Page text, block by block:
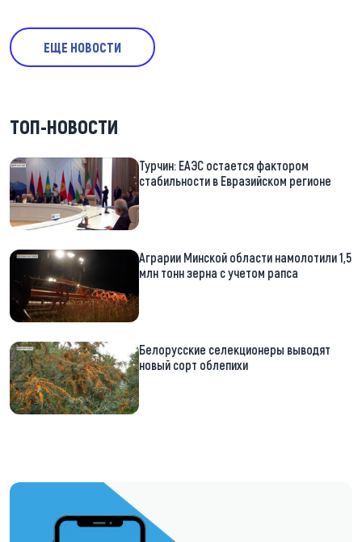
ЕЩЕ НОВОСТИ
ТОП-НОВОСТИ
Турчин: ЕАЭС остается фактором
стабильности в Евразийском регионе
Аграрии Минской области намолотили 1,5
млн тонн зерна с учетом рапса
Белорусские селекционеры выводят
новый сорт облепихи
https://t.me/minskctvby